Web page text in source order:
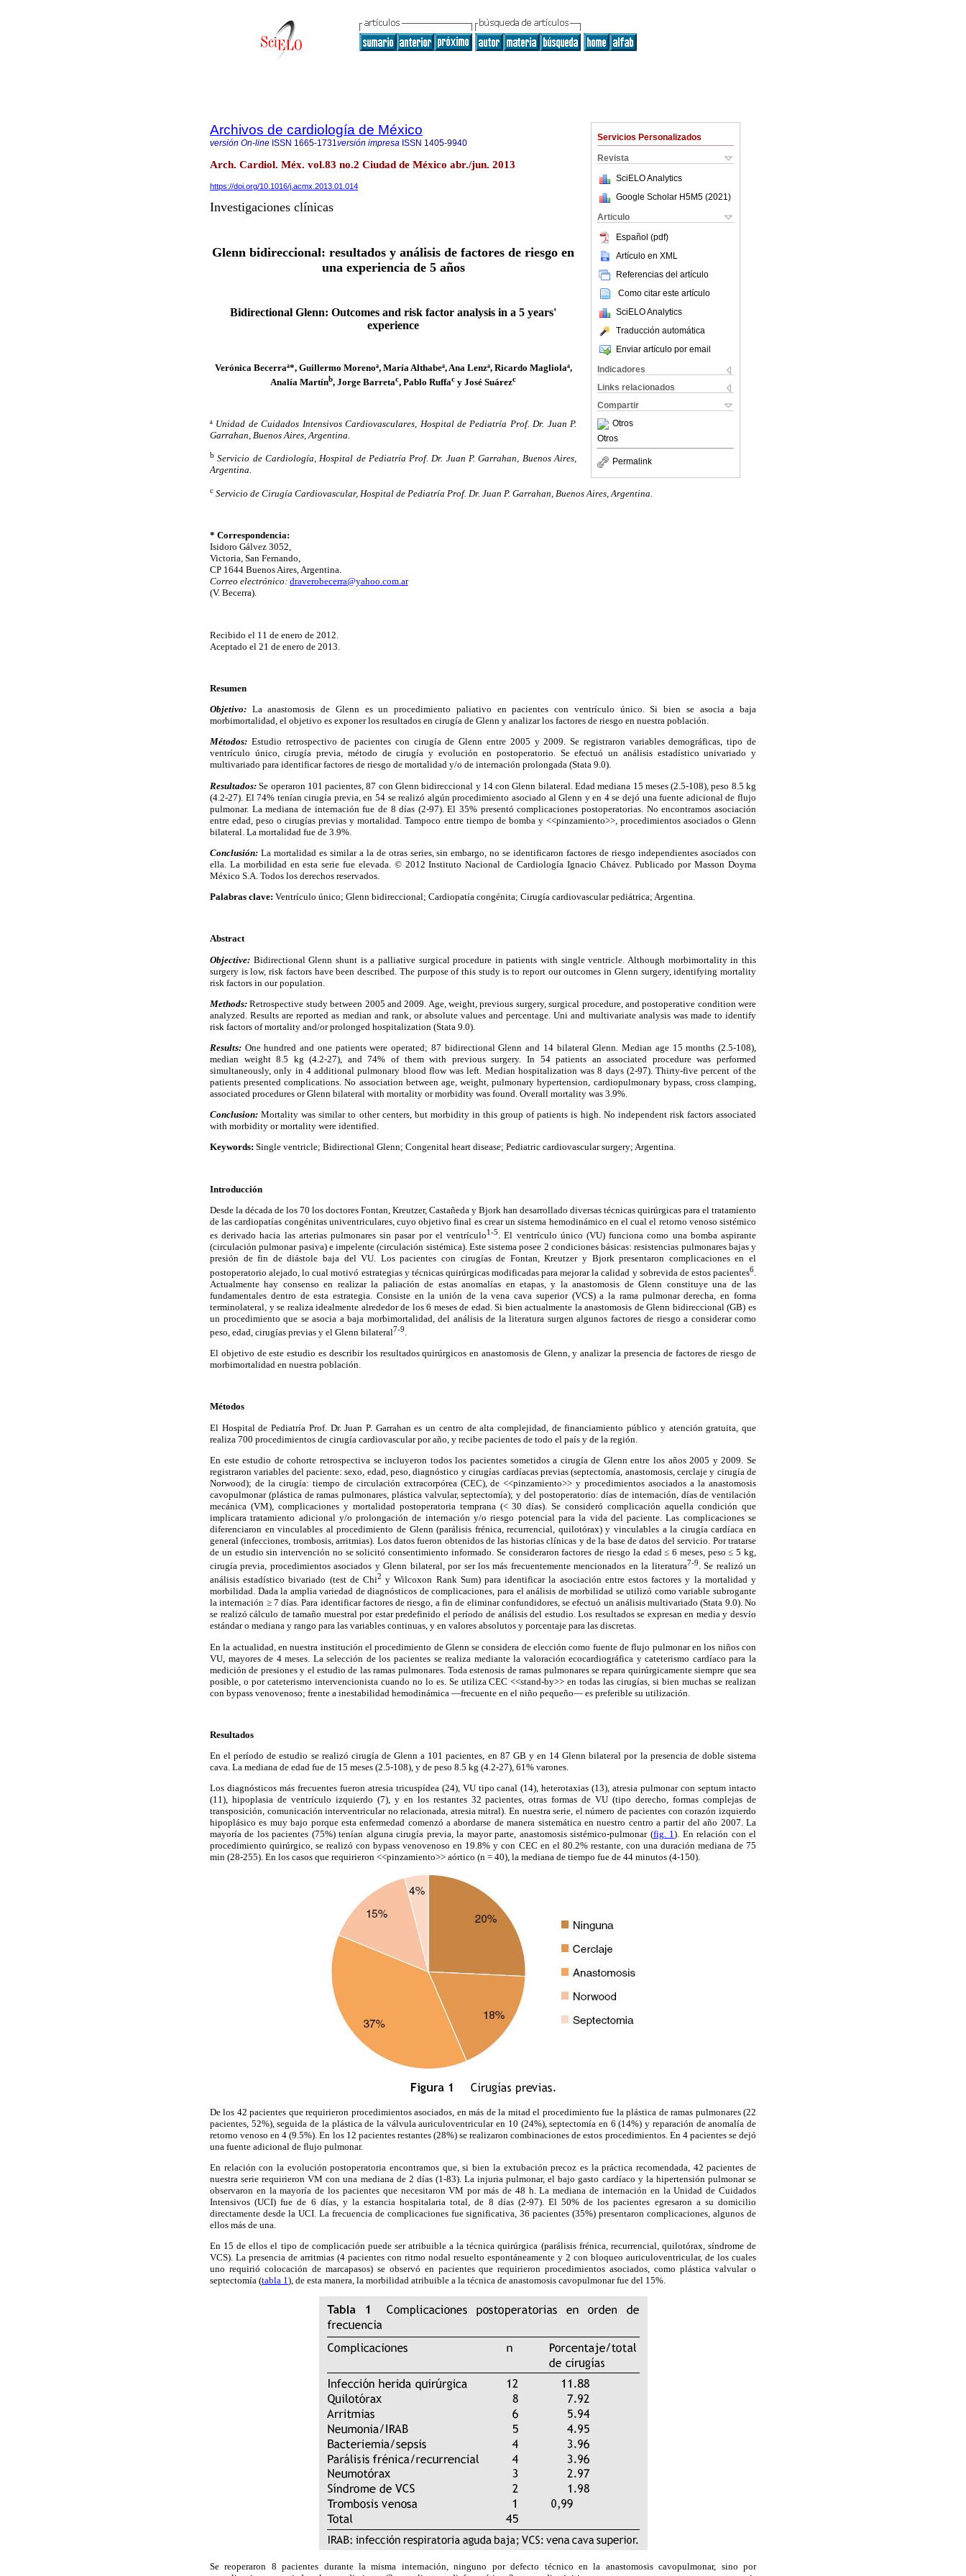
Servicios Personalizados
Revista
SciELO Analytics
Google Scholar H5M5 (2021 )
Articulo
Español (pdf)
Artículo en XML
Referencias del artículo
Como citar este artículo
SciELO Analytics
Traducción automática
Enviar artículo por email
Indicadores
Links relacionados
Compartir
Otros
Otros
Permalink
Archivos de cardiología de México
versión On-line ISSN 1665-1731versión impresa ISSN 1405-9940
Arch. Cardiol. Méx. vol.83 no.2 Ciudad de México abr./jun. 2013
https://doi.org/10.1016/j.acmx.2013.01.014
Investigaciones clínicas
Glenn bidireccional: resultados y análisis de factores de riesgo en
una experiencia de 5 años
Bidirectional Glenn: Outcomes and risk factor analysis in a 5 years'
experience
Verónica Becerraª*, Guillermo Morenoª, María Althabeª, Ana Lenzª, Ricardo Magliolaª,
Analía Martínb, Jorge Barretac, Pablo Ruffac y José Suárezc
ª Unidad de Cuidados Intensivos Cardiovasculares, Hospital de Pediatría Prof. Dr. Juan P.
Garrahan, Buenos Aires, Argentina.
b Servicio de Cardiología, Hospital de Pediatría Prof. Dr. Juan P. Garrahan, Buenos Aires,
Argentina.
c Servicio de Cirugía Cardiovascular, Hospital de Pediatría Prof. Dr. Juan P. Garrahan, Buenos Aires, Argentina.
* Correspondencia:
Isidoro Gálvez 3052,
Victoria, San Fernando,
CP 1644 Buenos Aires, Argentina.
Correo electrónico: draverobecerra@yahoo.com.ar
(V. Becerra).
Recibido el 11 de enero de 2012.
Aceptado el 21 de enero de 2013.
Resumen
Objetivo: La anastomosis de Glenn es un procedimiento paliativo en pacientes con ventrículo único. Si bien se asocia a baja
morbimortalidad, el objetivo es exponer los resultados en cirugía de Glenn y analizar los factores de riesgo en nuestra población.
Métodos: Estudio retrospectivo de pacientes con cirugía de Glenn entre 2005 y 2009. Se registraron variables demográficas, tipo de
ventrículo único, cirugía previa, método de cirugía y evolución en postoperatorio. Se efectuó un análisis estadístico univariado y
multivariado para identificar factores de riesgo de mortalidad y/o de internación prolongada (Stata 9.0).
Resultados: Se operaron 101 pacientes, 87 con Glenn bidireccional y 14 con Glenn bilateral. Edad mediana 15 meses (2.5-108), peso 8.5 kg
(4.2-27). El 74% tenían cirugía previa, en 54 se realizó algún procedimiento asociado al Glenn y en 4 se dejó una fuente adicional de flujo
pulmonar. La mediana de internación fue de 8 días (2-97). El 35% presentó complicaciones postoperatorias. No encontramos asociación
entre edad, peso o cirugías previas y mortalidad. Tampoco entre tiempo de bomba y <<pinzamiento>>, procedimientos asociados o Glenn
bilateral. La mortalidad fue de 3.9%.
Conclusión: La mortalidad es similar a la de otras series, sin embargo, no se identificaron factores de riesgo independientes asociados con
ella. La morbilidad en esta serie fue elevada. © 2012 Instituto Nacional de Cardiología Ignacio Chávez. Publicado por Masson Doyma
México S.A. Todos los derechos reservados.
Palabras clave: Ventrículo único; Glenn bidireccional; Cardiopatía congénita; Cirugía cardiovascular pediátrica; Argentina.
Abstract
Objective: Bidirectional Glenn shunt is a palliative surgical procedure in patients with single ventricle. Although morbimortality in this
surgery is low, risk factors have been described. The purpose of this study is to report our outcomes in Glenn surgery, identifying mortality
risk factors in our population.
Methods: Retrospective study between 2005 and 2009. Age, weight, previous surgery, surgical procedure, and postoperative condition were
analyzed. Results are reported as median and rank, or absolute values and percentage. Uni and multivariate analysis was made to identify
risk factors of mortality and/or prolonged hospitalization (Stata 9.0).
Results: One hundred and one patients were operated; 87 bidirectional Glenn and 14 bilateral Glenn. Median age 15 months (2.5-108),
median weight 8.5 kg (4.2-27), and 74% of them with previous surgery. In 54 patients an associated procedure was performed
simultaneously, only in 4 additional pulmonary blood flow was left. Median hospitalization was 8 days (2-97). Thirty-five percent of the
patients presented complications. No association between age, weight, pulmonary hypertension, cardiopulmonary bypass, cross clamping,
associated procedures or Glenn bilateral with mortality or morbidity was found. Overall mortality was 3.9%.
Conclusion: Mortality was similar to other centers, but morbidity in this group of patients is high. No independent risk factors associated
with morbidity or mortality were identified.
Keywords: Single ventricle; Bidirectional Glenn; Congenital heart disease; Pediatric cardiovascular surgery; Argentina.
Introducción
Desde la década de los 70 los doctores Fontan, Kreutzer, Castañeda y Bjork han desarrollado diversas técnicas quirúrgicas para el tratamiento
de las cardiopatías congénitas univentriculares, cuyo objetivo final es crear un sistema hemodinámico en el cual el retorno venoso sistémico
es derivado hacia las arterias pulmonares sin pasar por el ventrículo1-5. El ventrículo único (VU) funciona como una bomba aspirante
(circulación pulmonar pasiva) e impelente (circulación sistémica). Este sistema posee 2 condiciones básicas: resistencias pulmonares bajas y
presión de fin de diástole baja del VU. Los pacientes con cirugías de Fontan, Kreutzer y Bjork presentaron complicaciones en el
postoperatorio alejado, lo cual motivó estrategias y técnicas quirúrgicas modificadas para mejorar la calidad y sobrevida de estos pacientes6
Actualmente hay consenso en realizar la paliación de estas anomalías en etapas, y la anastomosis de Glenn constituye una de las
fundamentales dentro de esta estrategia. Consiste en la unión de la vena cava superior (VCS) a la rama pulmonar derecha, en forma
terminolateral, y se realiza idealmente alrededor de los 6 meses de edad. Si bien actualmente la anastomosis de Glenn bidireccional (GB) es
un procedimiento que se asocia a baja morbimortalidad, del análisis de la literatura surgen algunos factores de riesgo a considerar como
peso, edad, cirugías previas y el Glenn bilateral7-9
El objetivo de este estudio es describir los resultados quirúrgicos en anastomosis de Glenn, y analizar la presencia de factores de riesgo de
morbimortalidad en nuestra población.
Métodos
El Hospital de Pediatría Prof. Dr. Juan P. Garrahan es un centro de alta complejidad, de financiamiento público y atención gratuita, que
realiza 700 procedimientos de cirugía cardiovascular por año, y recibe pacientes de todo el país y de la región.
En este estudio de cohorte retrospectiva se incluyeron todos los pacientes sometidos a cirugía de Glenn entre los años 2005 y 2009. Se
registraron variables del paciente: sexo, edad, peso, diagnóstico y cirugías cardíacas previas (septectomía, anastomosis, cerclaje y cirugía de
Norwood); de la cirugía: tiempo de circulación extracorpórea (CEC), de <<pinzamiento>> y procedimientos asociados a la anastomosis
cavopulmonar (plástica de ramas pulmonares, plástica valvular, septectomía); y del postoperatorio: días de internación, días de ventilación
mecánica (VM), complicaciones y mortalidad postoperatoria temprana (< 30 días). Se consideró complicación aquella condición que
implicara tratamiento adicional y/o prolongación de internación y/o riesgo potencial para la vida del paciente. Las complicaciones se
diferenciaron en vinculables al procedimiento de Glenn (parálisis frénica, recurrencial, quilotórax) y vinculables a la cirugía cardíaca en
general (infecciones, trombosis, arritmias). Los datos fueron obtenidos de las historias clínicas y de la base de datos del servicio. Por tratarse
de un estudio sin intervención no se solicitó consentimiento informado. Se consideraron factores de riesgo la edad ≤ 6 meses, peso ≤ 5 kg,
cirugía previa, procedimientos asociados y Glenn bilateral, por ser los más frecuentemente mencionados en la literatura7-9. Se realizó un
análisis estadístico bivariado (test de Chi2 y Wilcoxon Rank Sum) para identificar la asociación entre estos factores y la mortalidad y
morbilidad. Dada la amplia variedad de diagnósticos de complicaciones, para el análisis de morbilidad se utilizó como variable subrogante
la internación ≥ 7 días. Para identificar factores de riesgo, a fin de eliminar confundidores, se efectuó un análisis multivariado (Stata 9.0). No
se realizó cálculo de tamaño muestral por estar predefinido el período de análisis del estudio. Los resultados se expresan en media y desvío
estándar o mediana y rango para las variables continuas, y en valores absolutos y porcentaje para las discretas.
En la actualidad, en nuestra institución el procedimiento de Glenn se considera de elección como fuente de flujo pulmonar en los niños con
VU, mayores de 4 meses. La selección de los pacientes se realiza mediante la valoración ecocardiográfica y cateterismo cardíaco para la
medición de presiones y el estudio de las ramas pulmonares. Toda estenosis de ramas pulmonares se repara quirúrgicamente siempre que sea
posible, o por cateterismo intervencionista cuando no lo es. Se utiliza CEC <<stand-by>> en todas las cirugías, si bien muchas se realizan
con bypass venovenoso; frente a inestabilidad hemodinámica —frecuente en el niño pequeño— es preferible su utilización.
Resultados
En el período de estudio se realizó cirugía de Glenn a 101 pacientes, en 87 GB y en 14 Glenn bilateral por la presencia de doble sistema
cava. La mediana de edad fue de 15 meses (2.5-108), y de peso 8.5 kg (4.2-27), 61% varones.
Los diagnósticos más frecuentes fueron atresia tricuspídea (24), VU tipo canal (14), heterotaxias (13), atresia pulmonar con septum intacto
(11), hipoplasia de ventrículo izquierdo (7), y en los restantes 32 pacientes, otras formas de VU (tipo derecho, formas complejas de
transposición, comunicación interventricular no relacionada, atresia mitral). En nuestra serie, el número de pacientes con corazón izquierdo
hipoplásico es muy bajo porque esta enfermedad comenzó a abordarse de manera sistemática en nuestro centro a partir del año 2007. La
mayoría de los pacientes (75%) tenían alguna cirugía previa, la mayor parte, anastomosis sistémico-pulmonar (fig. 1). En relación con el
procedimiento quirúrgico, se realizó con bypass venovenoso en 19.8% y con CEC en el 80.2% restante, con una duración mediana de 75
min (28-255). En los casos que requirieron <<pinzamiento>> aórtico (n = 40), la mediana de tiempo fue de 44 minutos (4-150).
De los 42 pacientes que requirieron procedimientos asociados, en más de la mitad el procedimiento fue la plástica de ramas pulmonares (22
pacientes, 52%), seguida de la plástica de la válvula auriculoventricular en 10 (24%), septectomía en 6 (14%) y reparación de anomalía de
retorno venoso en 4 (9.5%). En los 12 pacientes restantes (28%) se realizaron combinaciones de estos procedimientos. En 4 pacientes se dejó
una fuente adicional de flujo pulmonar.
En relación con la evolución postoperatoria encontramos que, si bien la extubación precoz es la práctica recomendada, 42 pacientes de
nuestra serie requirieron VM con una mediana de 2 días (1-83). La injuria pulmonar, el bajo gasto cardíaco y la hipertensión pulmonar se
observaron en la mayoría de los pacientes que necesitaron VM por más de 48 h. La mediana de internación en la Unidad de Cuidados
Intensivos (UCI) fue de 6 días, y la estancia hospitalaria total, de 8 días (2-97). El 50% de los pacientes egresaron a su domicilio
directamente desde la UCI. La frecuencia de complicaciones fue significativa, 36 pacientes (35%) presentaron complicaciones, algunos de
ellos más de una.
En 15 de ellos el tipo de complicación puede ser atribuible a la técnica quirúrgica (parálisis frénica, recurrencial, quilotórax, síndrome de
VCS). La presencia de arritmias (4 pacientes con ritmo nodal resuelto espontáneamente y 2 con bloqueo auriculoventricular, de los cuales
uno requirió colocación de marcapasos) se observó en pacientes que requirieron procedimientos asociados, como plástica valvular o
septectomía (tabla 1), de esta manera, la morbilidad atribuible a la técnica de anastomosis cavopulmonar fue del 15%.
Se reoperaron 8 pacientes durante la misma internación, ninguno por defecto técnico en la anastomosis cavopulmonar, sino por